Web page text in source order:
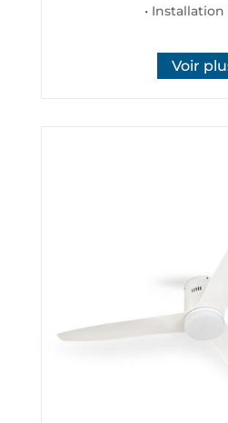
• Installation
Voir